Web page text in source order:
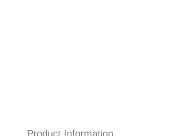
Product Information